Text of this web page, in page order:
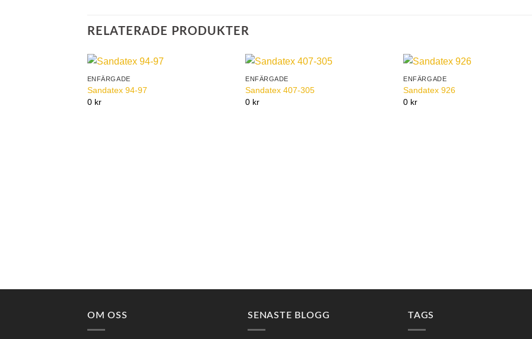
RELATERADE PRODUKTER
ENFÄRGADE
Sandatex 94-97
0 kr
ENFÄRGADE
Sandatex 407-305
0 kr
ENFÄRGADE
Sandatex 926
0 kr
OM OSS SENASTE BLOGG TAGS